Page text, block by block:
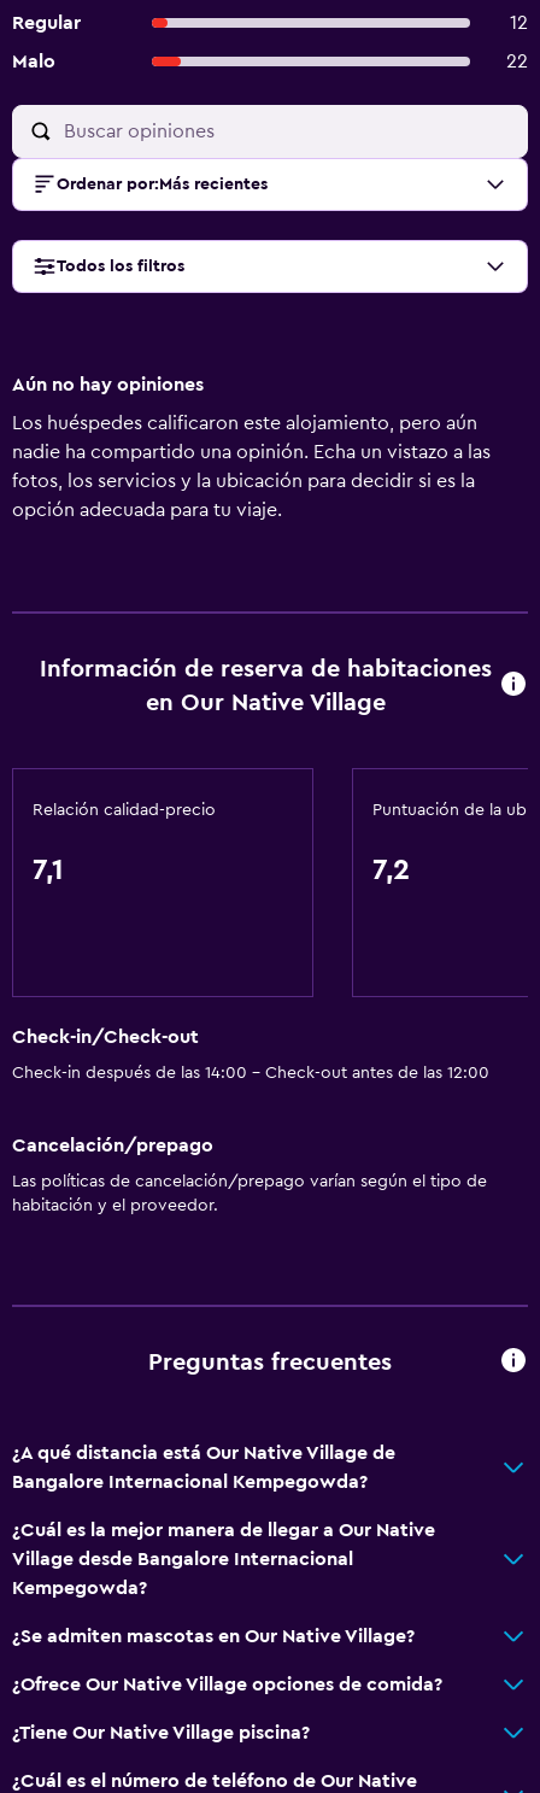
Regular
12
Malo
22
Ordenar por: Más recientes
Todos los filtros
Aún no hay opiniones
Los huéspedes calificaron este alojamiento, pero aún
nadie ha compartido una opinión. Echa un vistazo a las
fotos, los servicios y la ubicación para decidir si es la
opción adecuada para tu viaje.
Información de reserva de habitaciones
en Our Native Village
Relación calidad-precio
7,1
Puntuación de la
7,2
Check-in/Check-out
Check-in después de las 14:00 - Check-out antes de las 12:00
Cancelación/prepago
Las políticas de cancelación/prepago varían según el tipo de
habitación y el proveedor.
Preguntas frecuentes
¿A qué distancia está Our Native Village de
Bangalore Internacional Kempegowda?
¿Cuál es la mejor manera de llegar a Our Native
Village desde Bangalore Internacional
Kempegowda?
¿Se admiten mascotas en Our Native Village?
¿Ofrece Our Native Village opciones de comida?
¿Tiene Our Native Village piscina?
¿Cuál es el número de teléfono de Our Native